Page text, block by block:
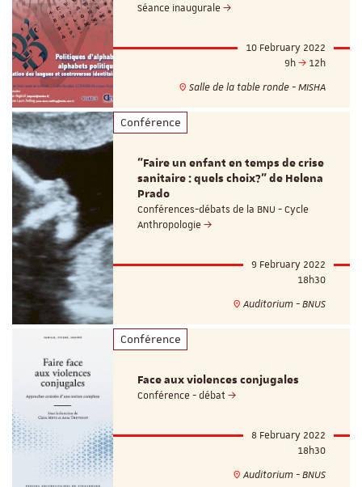
Séance inaugurale
10 February 2022
9h
12h
Salle de la table ronde - MISHA
Conférence
"Faire un enfant en temps de crise
sanitaire : quels choix?" de Helena
Prado
Conférences-débats de la BNU - Cycle
Anthropologie
9 February 2022
18h30
Auditorium - BNUS
Conférence
Face aux violences conjugales
Conférence - débat
8 February 2022
18h30
Auditorium - BNUS